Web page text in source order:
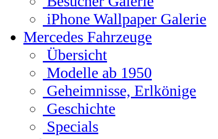
iPhone Wallpaper Galerie
Mercedes Fahrzeuge
Übersicht
Modelle ab 1950
Geheimnisse, Erlkönige
Geschichte
Specials